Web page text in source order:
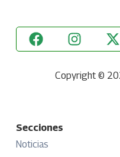
Copyright ©
Secciones
Noticias